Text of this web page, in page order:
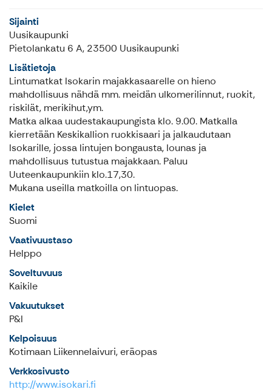
Sijainti
Uusikaupunki
Pietolankatu 6 A, 23500 Uusikaupunki
Lisätietoja
Lintumatkat Isokarin majakkasaarelle on hieno
mahdollisuus nähdä mm. meidän ulkomerilinnut, ruokit,
riskilät, merikihut,ym.
Matka alkaa uudestakaupungista klo. 9.00. Matkalla
kierretään Keskikallion ruokkisaari ja jalkaudutaan
Isokarille, jossa lintujen bongausta, lounas ja
mahdollisuus tutustua majakkaan. Paluu
Uuteenkaupunkiin klo.17,30.
Mukana useilla matkoilla on lintuopas.
Kielet
Suomi
Vaativuustaso
Helppo
Soveltuvuus
Kaikile
Vakuutukset
P&I
Kelpoisuus
Kotimaan Liikennelaivuri, eräopas
Verkkosivusto
http://www.isokari.fi